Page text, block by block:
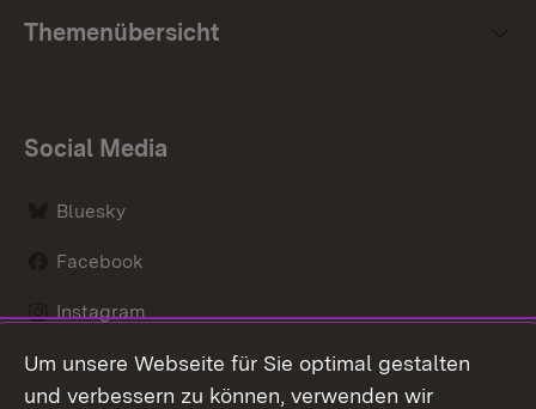
Themenübersicht
Social Media
Bluesky
Facebook
Instagram
LinkedIn
Um unsere Webseite für Sie optimal gestalten
und verbessern zu können, verwenden wir